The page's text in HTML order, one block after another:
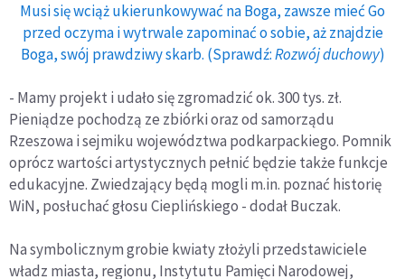
Musi się wciąż ukierunkowywać na Boga, zawsze mieć Go
przed oczyma i wytrwale zapominać o sobie, aż znajdzie
Boga, swój prawdziwy skarb. (Sprawdź:Rozwój duchowy)
- Mamy projekt i udało się zgromadzić ok. 300 tys. zł.
Pieniądze pochodzą ze zbiórki oraz od samorządu
Rzeszowa i sejmiku województwa podkarpackiego. Pomnik
oprócz wartości artystycznych pełnić będzie także funkcje
edukacyjne. Zwiedzający będą mogli m.in. poznać historię
WiN, posłuchać głosu Cieplińskiego - dodał Buczak.
Na symbolicznym grobie kwiaty złożyli przedstawiciele
władz miasta, regionu, Instytutu Pamięci Narodowej,